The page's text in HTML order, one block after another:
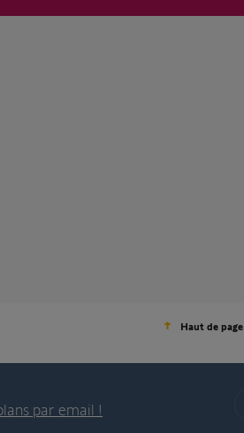
Haut de page
par email !